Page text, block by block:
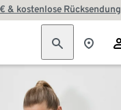
& kostenlose Rücksendung